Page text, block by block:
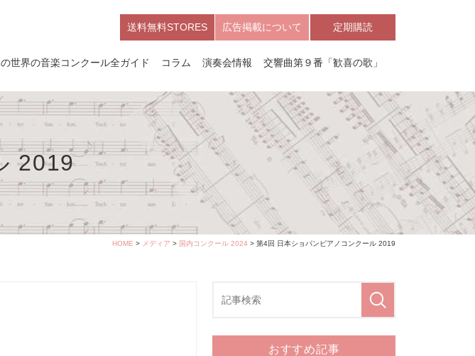
送料無料STORES 広告掲載について 定期購読
世界の音楽コンクール全ガイド コラム 演奏会情報 交響曲第９番「歓喜の歌」
2019
HOME > メディア > 国内コンクール 2024 > 第4回 日本ショパンピアノコンクール 2019
おすすめ記事